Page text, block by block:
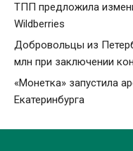
ТПП предложила
Wildberries
Добровольцы из
млн при заключении
«Монетка» запустила
Екатеринбурга